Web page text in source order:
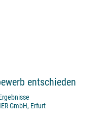
entschieden
GmbH, Erfurt